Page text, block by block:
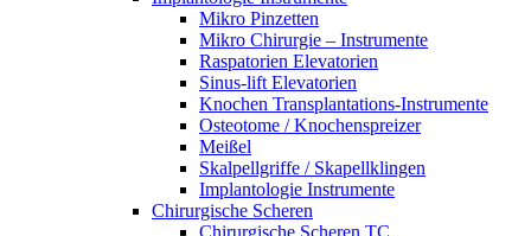
Mikro Pinzetten
Mikro Chirurgie – Instrumente
Raspatorien Elevatorien
Sinus-lift Elevatorien
Knochen Transplantations-Instrumente
Osteotome / Knochenspreizer
Meißel
Skalpellgriffe / Skapellklingen
Implantologie Instrumente
Chirurgische Scheren